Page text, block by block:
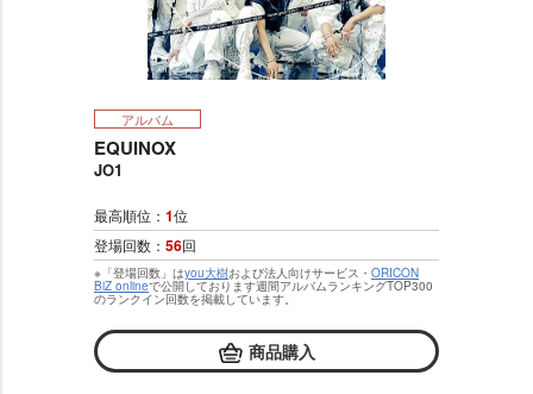
アルバム
EQUINOX
JO1
最高順位： 1位
登場回数： 56回
※「登場回数」はyou大樹および法人向けサービス・ ORICON
BiZ onlineで公開しております週間アルバムランキングTOP300
のランクイン回数を掲載しています。
商品購入